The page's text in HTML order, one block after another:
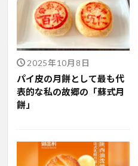
2025年10月8日
パイ皮の月餅として最も代
表的な私の故郷の「蘇式月
餅」